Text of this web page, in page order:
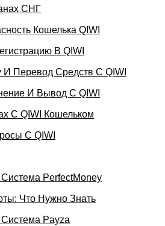
СНГ
Кошелька QIWI
В QIWI
И Перевод Средств C QIWI
И Вывод С QIWI
С QIWI Кошельком
С QIWI
PerfectMoney
Что Нужно Знать
Payza